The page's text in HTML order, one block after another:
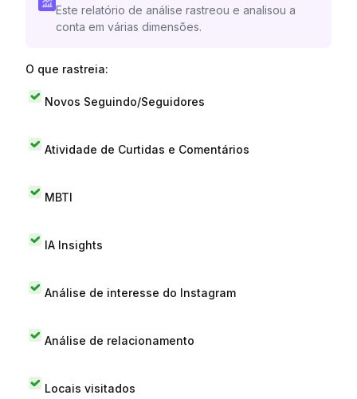
Este relatório de análise rastreou e analisou a
conta em várias dimensões.
O que rastreia:
Novos Seguindo/Seguidores
Atividade de Curtidas e Comentários
MBTI
IA Insights
Análise de interesse do Instagram
Análise de relacionamento
Locais visitados